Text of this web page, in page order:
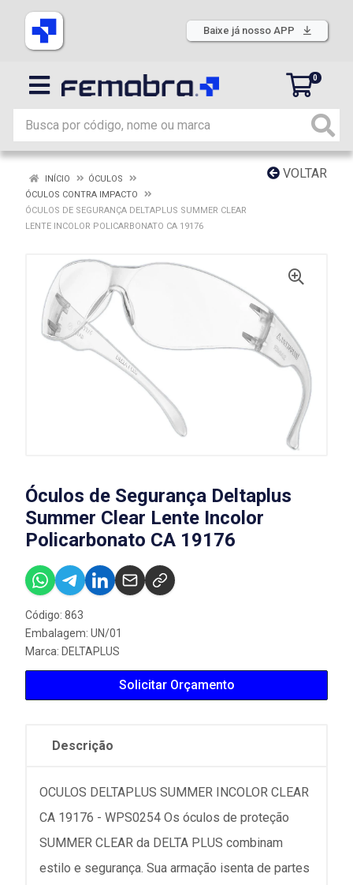
Baixe já nosso APP
0
VOLTAR
INÍCIO
ÓCULOS
ÓCULOS CONTRA IMPACTO
ÓCULOS DE SEGURANÇA DELTAPLUS SUMMER CLEAR
LENTE INCOLOR POLICARBONATO CA 19176
Óculos de Segurança Deltaplus
Summer Clear Lente Incolor
Policarbonato CA 19176
Código: 863
Embalagem: UN/01
Marca: DELTAPLUS
Solicitar Orçamento
Descrição
OCULOS DELTAPLUS SUMMER INCOLOR CLEAR
CA 19176 - WPS0254 Os óculos de proteção
SUMMER CLEAR da DELTA PLUS combinam
estilo e segurança. Sua armação isenta de partes